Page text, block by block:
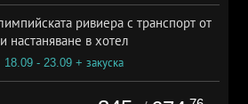
ривиера с транспорт от
настаняване в хотел
18.09 - 23.09 + закуска